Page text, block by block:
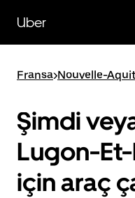
içeriğe
gidinUber
Fransa>Nouvelle-
Şimdi
Lugon-
için araç